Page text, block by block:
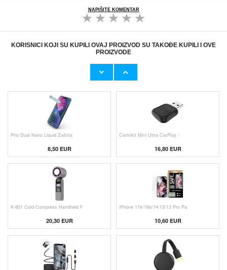
NAPIŠITE KOMENTAR
KORISNICI KOJI SU KUPILI OVAJ PROIZVOD SU TAKOĐE KUPILI I OVE
PROIZVODE
Originalni Apple Lightning Kab
Prio Dual Nano Liquid Zaštita
8,50 EUR
Carlinkit Mini Ultra CarPlay /
16,80 EUR
K-801 Cold-Compress Handheld F
20,30 EUR
iPhone 17e/16e/14/13/13 Pro Pa
10,60 EUR